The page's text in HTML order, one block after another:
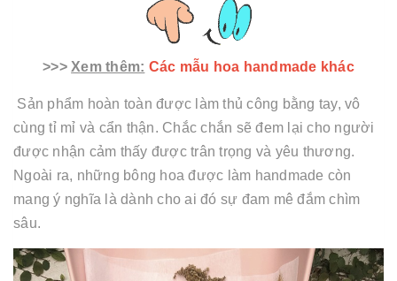
>>>Xem thêm: Các mẫu hoa handmade khác
Sản phẩm hoàn toàn được làm thủ công bằng tay, vô
cùng tỉ mỉ và cẩn thận. Chắc chắn sẽ đem lại cho người
được nhận cảm thấy được trân trọng và yêu thương.
Ngoài ra, những bông hoa được làm handmade còn
mang ý nghĩa là dành cho ai đó sự đam mê đắm chìm
sâu.